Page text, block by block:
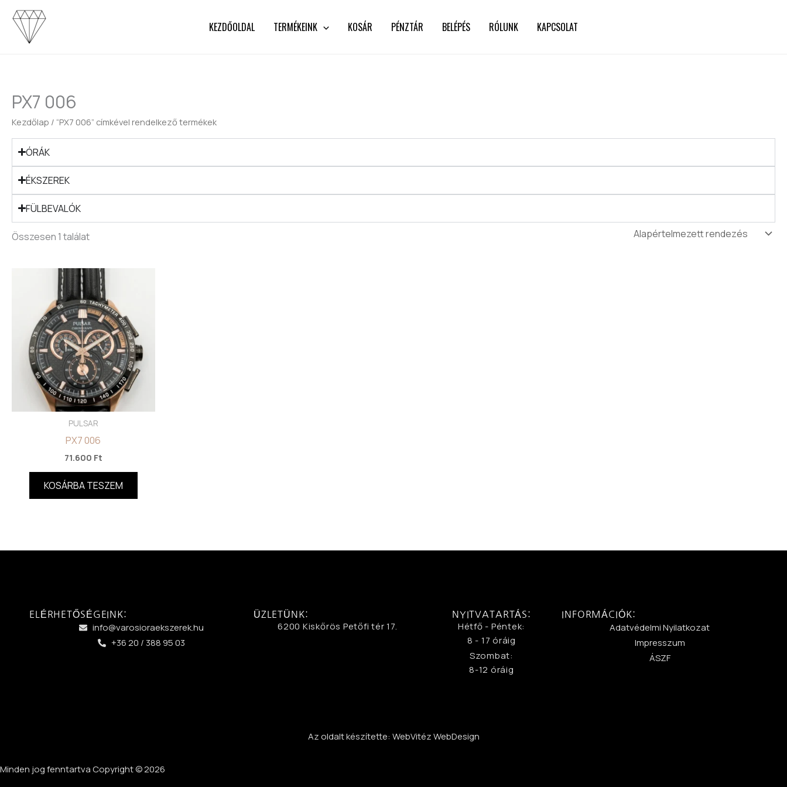
Skip
content
KEZDŐOLDAL TERMÉKEINK KOSÁR PÉNZTÁR BELÉPÉS RÓLUNK KAPCSOLAT
PX7 006
Kezdőlap / “PX7 006” címkével rendelkező termékek
ÓRÁK
ÉKSZEREK
FÜLBEVALÓK
Összesen 1 találat
PULSAR
PX7 006
71.600 Ft
KOSÁRBA TESZEM
ELÉRHETŐSÉGEINK:
info@varosioraekszerek.hu
+36 20 / 388 95 03
ÜZLETÜNK:
6200 Kiskőrös Petőfi tér 17.
NYITVATARTÁS:
Hétfő - Péntek:
8 - 17 óráig
Szombat:
8-12 óráig
INFORMÁCIÓK:
Adatvédelmi Nyilatkozat
Impresszum
ÁSZF
Az oldalt készítette: WebVitéz WebDesign
Minden jog fenntartva Copyright © 2026